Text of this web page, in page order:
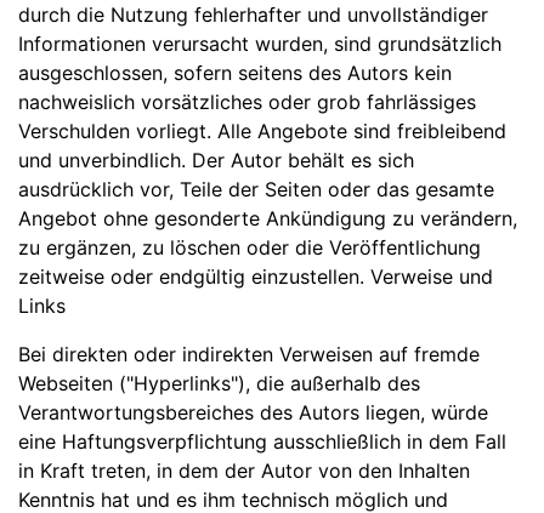
durch die Nutzung fehlerhafter und unvollständiger
Informationen verursacht wurden, sind grundsätzlich
ausgeschlossen, sofern seitens des Autors kein
nachweislich vorsätzliches oder grob fahrlässiges
Verschulden vorliegt. Alle Angebote sind freibleibend
und unverbindlich. Der Autor behält es sich
ausdrücklich vor, Teile der Seiten oder das gesamte
Angebot ohne gesonderte Ankündigung zu verändern,
zu ergänzen, zu löschen oder die Veröffentlichung
zeitweise oder endgültig einzustellen. Verweise und
Links
Bei direkten oder indirekten Verweisen auf fremde
Webseiten ("Hyperlinks"), die außerhalb des
Verantwortungsbereiches des Autors liegen, würde
eine Haftungsverpflichtung ausschließlich in dem Fall
in Kraft treten, in dem der Autor von den Inhalten
Kenntnis hat und es ihm technisch möglich und